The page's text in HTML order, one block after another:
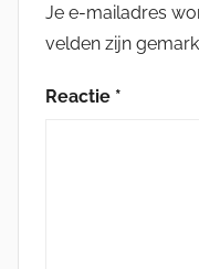
Je e-mailadres
velden zijn
Reactie *